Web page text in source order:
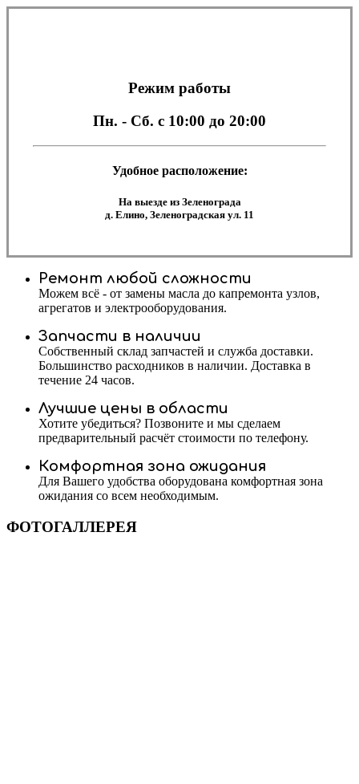
Режим работы
Пн. - Сб. с 10:00 до 20:00
Удобное расположение:
На выезде из Зеленограда
д. Елино, Зеленоградская ул. 11
Ремонт любой сложности
Можем всё - от замены масла до капремонта узлов,
агрегатов и электрооборудования.
Запчасти в наличии
Собственный склад запчастей и служба доставки.
Большинство расходников в наличии. Доставка в
течение 24 часов.
Лучшие цены в области
Хотите убедиться? Позвоните и мы сделаем
предварительный расчёт стоимости по телефону.
Комфортная зона ожидания
Для Вашего удобства оборудована комфортная зона
ожидания со всем необходимым.
ФОТОГАЛЛЕРЕЯ